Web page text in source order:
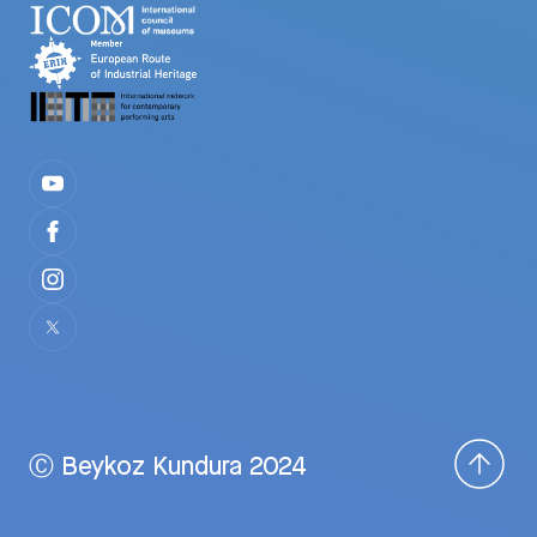
Ⓒ Beykoz Kundura 2024